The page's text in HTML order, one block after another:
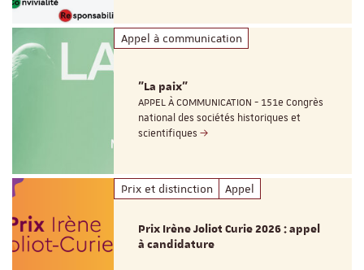
Appel à communication
"La paix"
APPEL À COMMUNICATION - 151e Congrès
national des sociétés historiques et
scientifiques
Prix et distinction Appel
Prix Irène Joliot Curie 2026 : appel
à candidature